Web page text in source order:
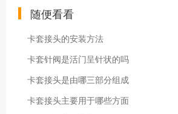
随便看看
卡套接头的安装方法
卡套针阀是活门呈针状的吗
卡套接头是由哪三部分组成
卡套接头主要用于哪些方面